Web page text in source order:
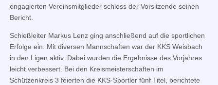
engagierten Vereinsmitglieder schloss der Vorsitzende seinen
Bericht.
Schießleiter Markus Lenz ging anschließend auf die sportlichen
Erfolge ein. Mit diversen Mannschaften war der KKS Weisbach
in den Ligen aktiv. Dabei wurden die Ergebnisse des Vorjahres
leicht verbessert. Bei den Kreismeisterschaften im
Schützenkreis 3 feierten die KKS-Sportler fünf Titel, berichtete